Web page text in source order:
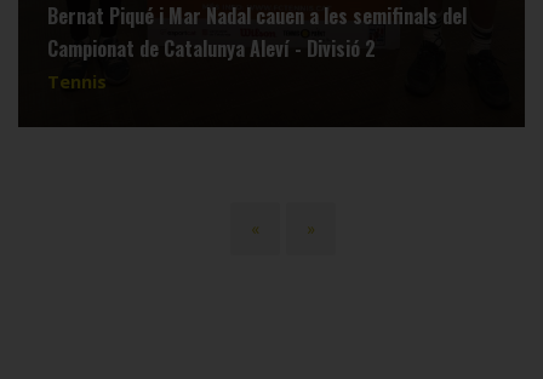
Bernat Piqué i Mar Nadal cauen a les semifinals del
Campionat de Catalunya Aleví - Divisió 2
Tennis
Primera
«
Última
»